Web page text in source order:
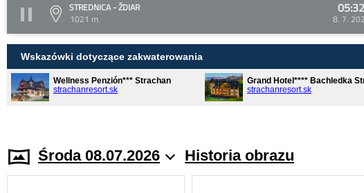
STREDNICA - ŽDIAR
1021 m
05:32
8. 7.
Wskazówki dotyczące zakwaterowania
Wellness Penzión*** Strachan
strachanresort.sk
Grand Hotel**** Bachledka
strachanresort.sk
Środa 08.07.2026 Historia obrazu